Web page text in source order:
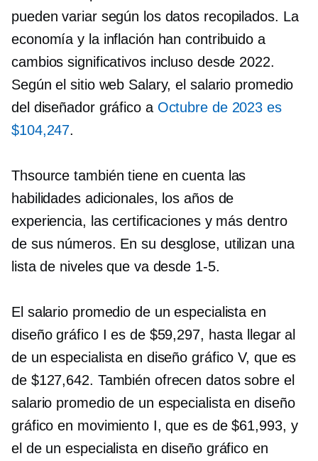
pueden variar según los datos recopilados. La
economía y la inflación han contribuido a
cambios significativos incluso desde 2022.
Según el sitio web Salary, el salario promedio
del diseñador gráfico a Octubre de 2023 es
$104,247.
Thsource también tiene en cuenta las
habilidades adicionales, los años de
experiencia, las certificaciones y más dentro
de sus números. En su desglose, utilizan una
lista de niveles que va desde 1-5.
El salario promedio de un especialista en
diseño gráfico I es de $59,297, hasta llegar al
de un especialista en diseño gráfico V, que es
de $127,642. También ofrecen datos sobre el
salario promedio de un especialista en diseño
gráfico en movimiento I, que es de $61,993, y
el de un especialista en diseño gráfico en